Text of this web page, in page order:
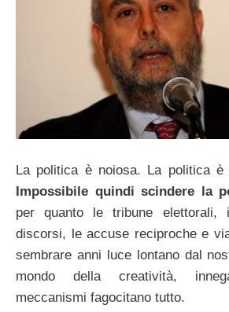
La politica è noiosa. La politica è
Impossibile quindi scindere la
per quanto le tribune
discorsi, le accuse reciproche e
sembrare anni luce lontano dal
mondo della creatività,
meccanismi fagocitano tutto.